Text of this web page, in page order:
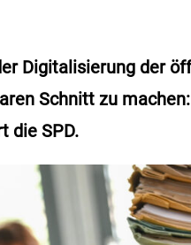
Digitalisierung der
Schnitt zu
die SPD.